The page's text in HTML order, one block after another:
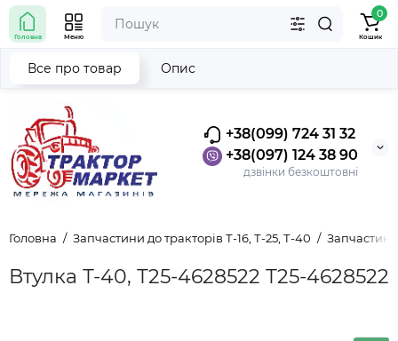
+38(099) 724 31 32
+38(097) 124 38 90
дзвінки безкоштовні
Головна Меню
0
Кошик
Головна Запчастини до тракторів Т-16, Т-25, Т-40
Втулка Т-40, Т25-4628522 Т25-4628522
Все про товар Опис